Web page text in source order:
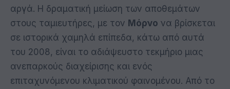
αργά. Η δραματική μείωση των αποθεμάτων
στους ταμιευτήρες, με τον Μόρνο να βρίσκεται
σε ιστορικά χαμηλά επίπεδα, κάτω από αυτά
του 2008, είναι το αδιάψευστο τεκμήριο μιας
ανεπαρκούς διαχείρισης και ενός
επιταχυνόμενου κλιματικού φαινομένου. Από το